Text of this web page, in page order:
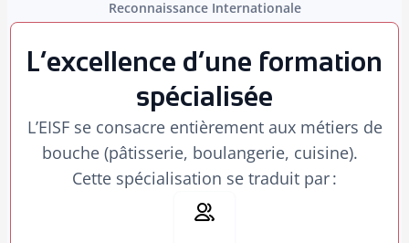
Reconnaissance Internationale
L’excellence d’une formation
spécialisée
L’EISF se consacre entièrement aux métiers de
bouche (pâtisserie, boulangerie, cuisine).
Cette spécialisation se traduit par :